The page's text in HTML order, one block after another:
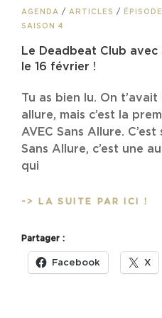
CAT
LINKS
AGENDA / ARTICLES /
SAISON 4
Le Deadbeat Club avec
le 16 février !
Tu as bien lu. On
allure, mais c’est la
AVEC Sans Allure.
Sans Allure, c’est une
qui
-> LA SUITE PAR ICI !
Partager :
Facebook X